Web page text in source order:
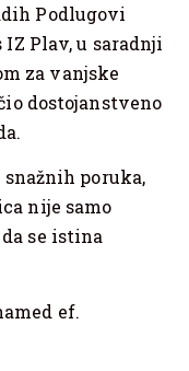
Podlugovi
Plav, u saradnji
za vanjske
dostojanstveno
poruka,
nije samo
se istina
ef.